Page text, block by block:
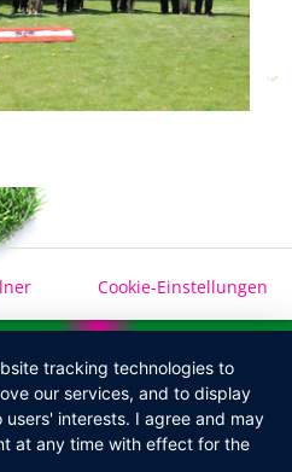
Cookie-Einstellungen
tracking technologies to
our services, and to display
interests. I agree and may
at any time with effect for the